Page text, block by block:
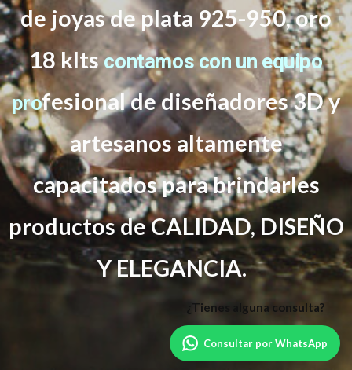
de joyas de plata 925-950, oro
18 kltscontamos con un equipo
profesional de diseñadores 3D y
artesanos altamente
capacitadospara brindarles
productos de CALIDAD, DISEÑO
Y ELEGANCIA.
Consultar por WhatsApp